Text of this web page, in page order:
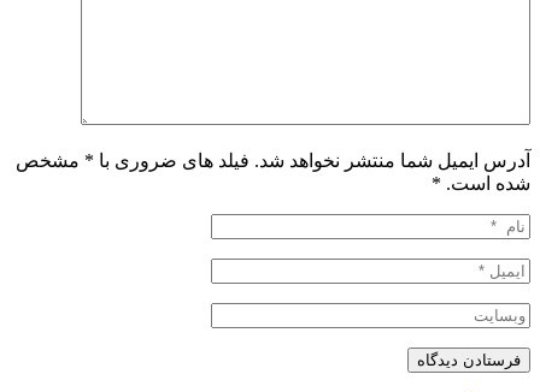
آدرس ایمیل شما منتشر نخواهد شد. فیلد های ضروری با * مشخص
شده است. *